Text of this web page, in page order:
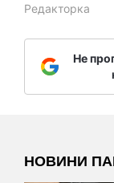
Редакторка
Не